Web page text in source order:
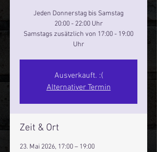
Jeden Donnerstag bis Samstag
20:00 - 22:00 Uhr
Samstags zusätzlich von 17:00 - 19:00
Uhr
Ausverkauft. :(
Alternativer Termin
Zeit & Ort
23. Mai 2026, 17:00 – 19:00